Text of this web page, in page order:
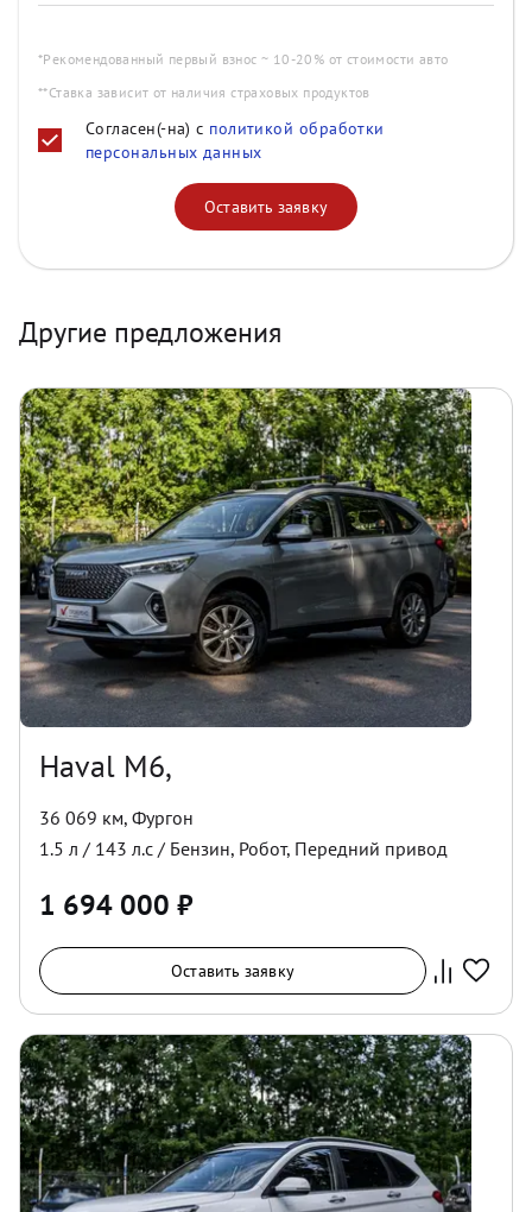
*Рекомендованный первый взнос ~ 10-20% от стоимости авто
**Ставка зависит от наличия страховых продуктов
Согласен(-на) с политикой обработки
персональных данных
Оставить заявку
Другие предложения
Haval M6,
36 069 км, Фургон
1.5 л / 143 л.с / Бензин, Робот, Передний привод
1 694 000 ₽
Оставить заявку